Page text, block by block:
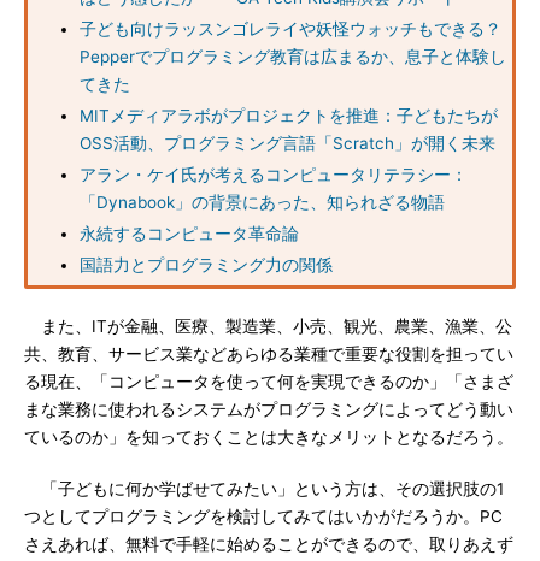
子ども向けラッスンゴレライや妖怪ウォッチもできる？
Pepperでプログラミング教育は広まるか、息子と体験し
てきた
MITメディアラボがプロジェクトを推進：子どもたちが
OSS活動、プログラミング言語「Scratch」が開く未来
アラン・ケイ氏が考えるコンピュータリテラシー：
「Dynabook」の背景にあった、知られざる物語
永続するコンピュータ革命論
国語力とプログラミング力の関係
また、ITが金融、医療、製造業、小売、観光、農業、漁業、公
共、教育、サービス業などあらゆる業種で重要な役割を担ってい
る現在、「コンピュータを使って何を実現できるのか」「さまざ
まな業務に使われるシステムがプログラミングによってどう動い
ているのか」を知っておくことは大きなメリットとなるだろう。
「子どもに何か学ばせてみたい」という方は、その選択肢の1
つとしてプログラミングを検討してみてはいかがだろうか。PC
さえあれば、無料で手軽に始めることができるので、取りあえず